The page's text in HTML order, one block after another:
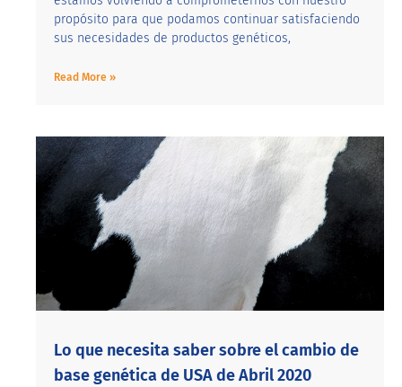
propósito para que podamos continuar satisfaciendo
sus necesidades de productos genéticos,
Read More »
Lo que necesita saber sobre el cambio de
base genética de USA de Abril 2020